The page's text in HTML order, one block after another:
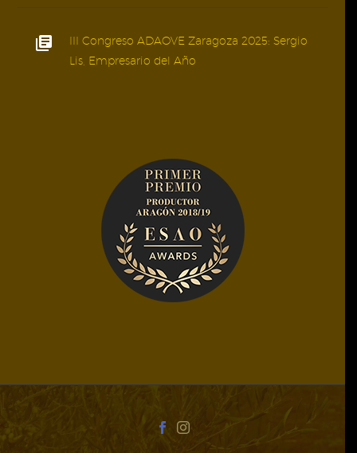
III Congreso ADAOVE Zaragoza 2025: Sergio
Lis, Empresario del Año